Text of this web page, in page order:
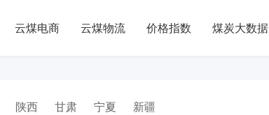
云煤电商 云煤物流 价格指数 煤炭大数据
陕西 甘肃 宁夏
新疆